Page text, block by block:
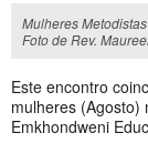
Mulheres
Foto de Rev.
Este encontro
mulheres (Agosto)
Emkhondweni